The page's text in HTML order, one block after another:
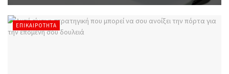
ΕΠΙΚΑΙΡΌΤΗΤΑ